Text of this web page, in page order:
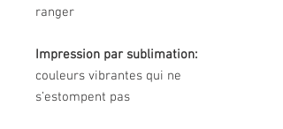
ranger
Impression par sublimation:
couleurs vibrantes qui ne
s’estompent pas